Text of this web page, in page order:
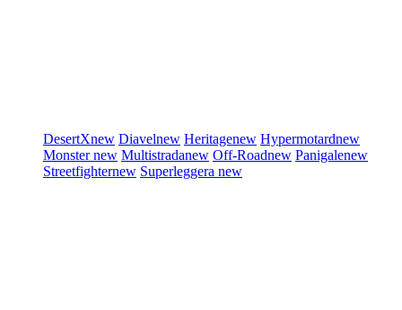
DesertXnew Diavelnew Heritagenew Hypermotardnew
Monsternew Multistradanew Off-Roadnew Panigalenew
Streetfighternew Superleggera new